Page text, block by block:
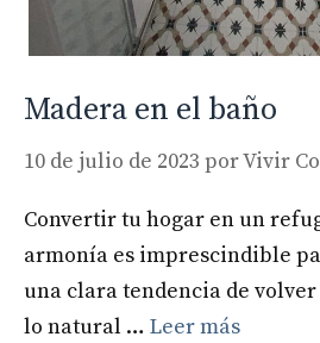
Madera en el baño
10 de julio de 2023 porVivir
Convertir tu hogar en un
armonía es imprescindible
una clara tendencia de
lo natural … Leer más